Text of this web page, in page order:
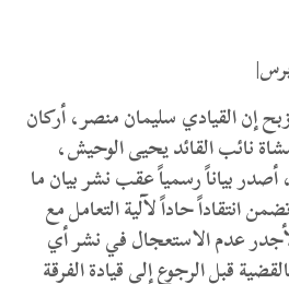
إن القيادي سليمان منصر، أركان
نائب القائد يحيى الوحيش،
أصدر بياناً رسمياً عقب نشر بيان ما
انتقاداً حاداً لآلية التعامل مع
عدم الاستعجال في نشر أي
قبل الرجوع إلى قيادة الفرقة